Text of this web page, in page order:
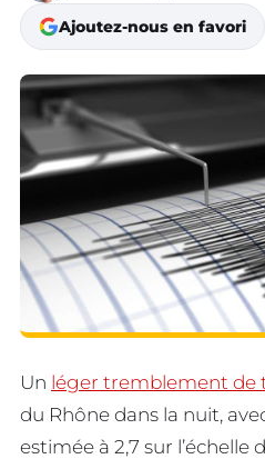
Ajoutez-nous en favori
Un léger tremblement de
du Rhône dans la nuit,
estimée à 2,7 sur l’échelle